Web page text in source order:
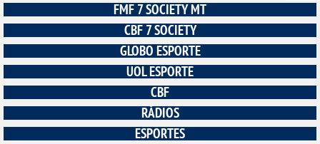
FMF 7 SOCIETY MT
CBF 7 SOCIETY
GLOBO ESPORTE
UOL ESPORTE
CBF
RÁDIOS
ESPORTES